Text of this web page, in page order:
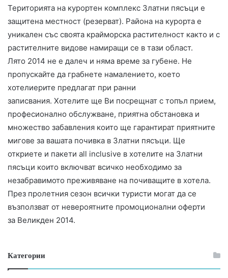
Територията на курортен комплекс Златни пясъци е
защитена местност (резерват). Района на курорта е
уникален със своята крайморска растителност както и с
растителните видове намиращи се в тази област.
Лято 2014 не е далеч и няма време за губене. Не
пропускайте да грабнете намалението, което
хотелиерите предлагат при ранни
записвания. Хотелите ще Ви посрещнат с топъл прием,
професионално обслужване, приятна обстановка и
множество забавления които ще гарантират приятните
мигове за вашата почивка в Златни пясъци. Ще
откриете и пакети all inclusive в хотелите на Златни
пясъци които включват всичко необходимо за
незабравимото преживяване на почиващите в хотела.
През пролетния сезон всички туристи могат да се
възползват от невероятните промоционални оферти
за Великден 2014.
Категории